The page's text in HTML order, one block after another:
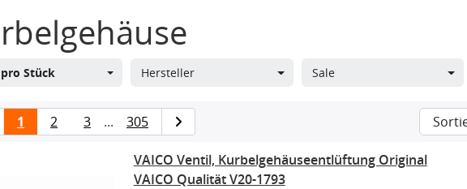
pro Stück Hersteller Sale
1 2 3 ... 305
VAICO Ventil, Kurbelgehäuseentlüftung Original
VAICO Qualität V20-1793